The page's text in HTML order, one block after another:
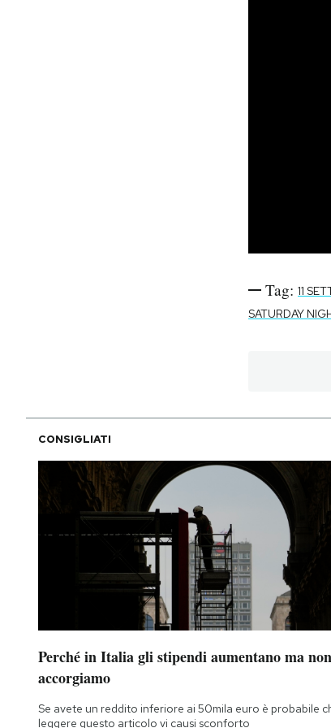
Tag: 11
SATURDAY
CONSIGLIATI
Perché in Italia gli stipendi aumentano ma
accorgiamo
Se avete un reddito inferiore ai 50mila euro è probabile
leggere questo articolo vi causi sconforto